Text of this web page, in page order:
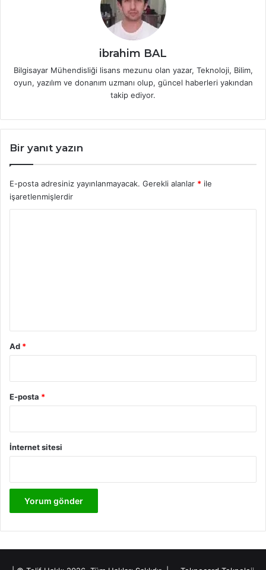
ibrahim BAL
Bilgisayar Mühendisliği lisans mezunu olan yazar, Teknoloji, Bilim,
oyun, yazılım ve donanım uzmanı olup, güncel haberleri yakından
takip ediyor.
Bir yanıt yazın
E-posta adresiniz yayınlanmayacak. Gerekli alanlar * ile
işaretlenmişlerdir
Ad *
E-posta *
İnternet sitesi